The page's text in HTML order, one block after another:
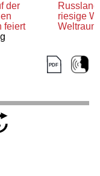
der
feiert
Russland
riesige